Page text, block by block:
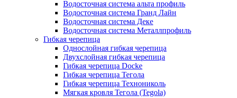
Водосточная система альта профиль
Водосточная система Гранд Лайн
Водосточная система Деке
Водосточная система Металлпрофиль
Гибкая черепица
Однослойная гибкая черепица
Двухслойная гибкая черепица
Гибкая черепица Docke
Гибкая черепица Тегола
Гибкая черепица Технониколь
Мягкая кровля Тегола (Tegola)